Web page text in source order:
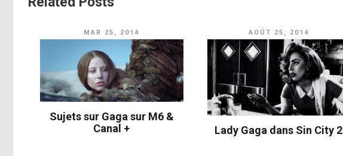
MAR 25, 2014
Sujets sur Gaga sur M6 &
Canal +
AOÛT 25, 2014
Lady Gaga dans Sin City 2